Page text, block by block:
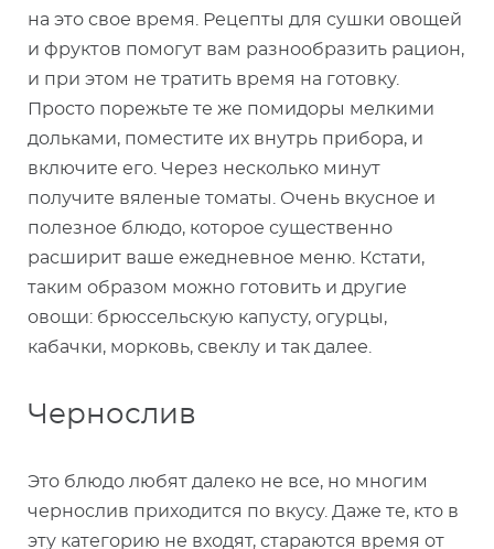
на это свое время. Рецепты для сушки овощей
и фруктов помогут вам разнообразить рацион,
и при этом не тратить время на готовку.
Просто порежьте те же помидоры мелкими
дольками, поместите их внутрь прибора, и
включите его. Через несколько минут
получите вяленые томаты. Очень вкусное и
полезное блюдо, которое существенно
расширит ваше ежедневное меню. Кстати,
таким образом можно готовить и другие
овощи: брюссельскую капусту, огурцы,
кабачки, морковь, свеклу и так далее.
Чернослив
Это блюдо любят далеко не все, но многим
чернослив приходится по вкусу. Даже те, кто в
эту категорию не входят, стараются время от